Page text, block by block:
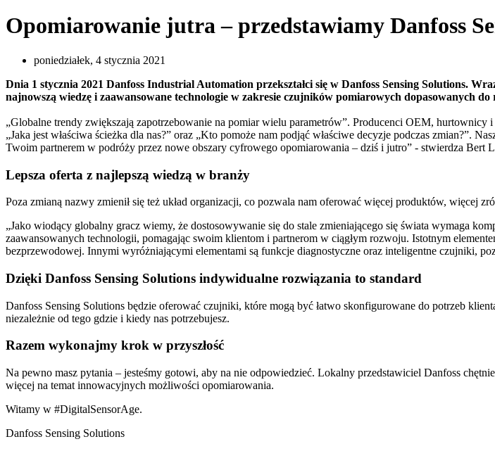
Opomiarowanie jutra – przedstawiamy Danfoss
poniedziałek, 4 stycznia 2021
Dnia 1 stycznia 2021 Danfoss Industrial Automation przekształci się w Danfoss Sensing Solutions.
najnowszą wiedzę i zaawansowane technologie w zakresie czujników pomiarowych dopasowanych do
„Globalne trendy zwiększają zapotrzebowanie na pomiar wielu parametrów”. Producenci OEM,
„Jaka jest właściwa ścieżka dla nas?” oraz „Kto pomoże nam podjąć właściwe decyzje podczas zmian?”.
Twoim partnerem w podróży przez nowe obszary cyfrowego opomiarowania – dziś i jutro” - stwierdza Bert
Lepsza oferta z najlepszą wiedzą w branży
Poza zmianą nazwy zmienił się też układ organizacji, co pozwala nam oferować więcej produktów, więcej
„Jako wiodący globalny gracz wiemy, że dostosowywanie się do stale zmieniającego się świata wymaga
zaawansowanych technologii, pomagając swoim klientom i partnerom w ciągłym rozwoju. Istotnym
bezprzewodowej. Innymi wyróżniającymi elementami są funkcje diagnostyczne oraz inteligentne czujniki,
Dzięki Danfoss Sensing Solutions indywidualne rozwiązania to standard
Danfoss Sensing Solutions będzie oferować czujniki, które mogą być łatwo skonfigurowane do potrzeb
niezależnie od tego gdzie i kiedy nas potrzebujesz.
Razem wykonajmy krok w przyszłość
Na pewno masz pytania – jesteśmy gotowi, aby na nie odpowiedzieć. Lokalny przedstawiciel Danfoss
więcej na temat innowacyjnych możliwości opomiarowania.
Witamy w #DigitalSensorAge.
Danfoss Sensing Solutions